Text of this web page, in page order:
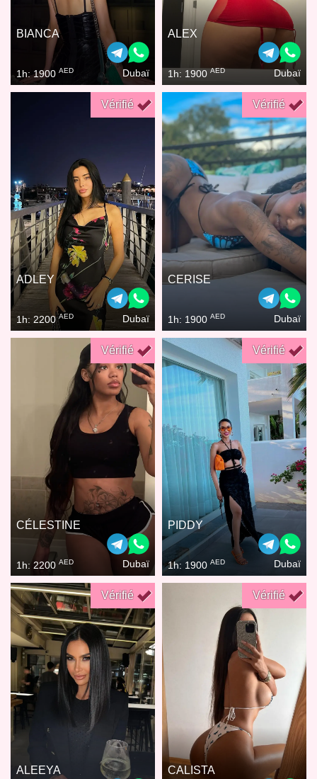
BIANCA
1h: 1900 AED Dubaï
ALEX
1h: 1900 AED Dubaï
Vérifié
ADLEY
1h: 2200AED Dubaï
Vérifié
CERISE
1h: 1900 AED Dubaï
Vérifié
CÉLESTINE
1h: 2200 AED Dubaï
Vérifié
PIDDY
1h: 1900 AED Dubaï
Vérifié
ALEEYA
Vérifié
CALISTA